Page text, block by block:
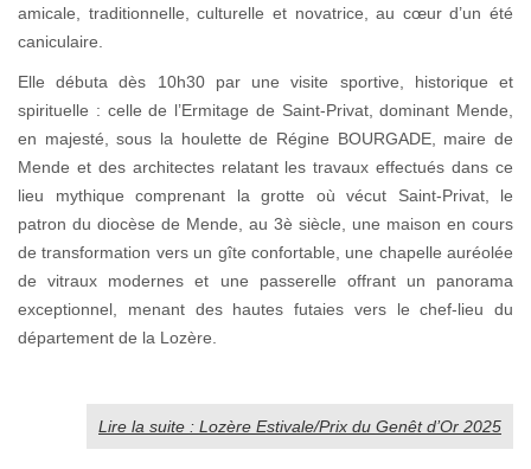
amicale, traditionnelle, culturelle et novatrice, au cœur d’un été
caniculaire.
Elle débuta dès 10h30 par une visite sportive, historique et
spirituelle : celle de l’Ermitage de Saint-Privat, dominant Mende,
en majesté, sous la houlette de Régine BOURGADE, maire de
Mende et des architectes relatant les travaux effectués dans ce
lieu mythique comprenant la grotte où vécut Saint-Privat, le
patron du diocèse de Mende, au 3è siècle, une maison en cours
de transformation vers un gîte confortable, une chapelle auréolée
de vitraux modernes et une passerelle offrant un panorama
exceptionnel, menant des hautes futaies vers le chef-lieu du
département de la Lozère.
Lire la suite : Lozère Estivale/Prix du Genêt d’Or 2025